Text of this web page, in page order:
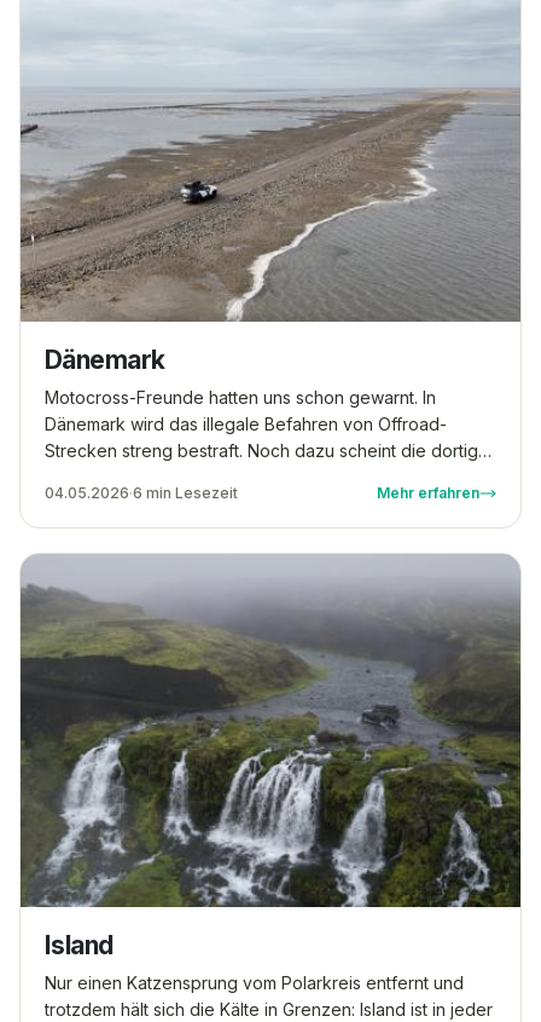
Dänemark
Motocross-Freunde hatten uns schon gewarnt. In
Dänemark wird das illegale Befahren von Offroad-
Strecken streng bestraft. Noch dazu scheint die dortige
verfügen: Sie ist nämlich innerhalb kürzester Zeit zur
Stelle, sobald ein Motor in der falschen Gegend
angelassen wird. Das kann natürlich keiner brauchen.
Also haben wir alle unsere Kontakte eingespannt, um
legale Offroad-Tracks in Dänemark ausfindig zu
machen. Und letztendlich konnten wir auch schon ein
paar interessante Routen aufzeichnen.
04.05.2026·6 min Lesezeit Mehr erfahren
Island
Nur einen Katzensprung vom Polarkreis entfernt und
trotzdem hält sich die Kälte in Grenzen: Island ist in jeder